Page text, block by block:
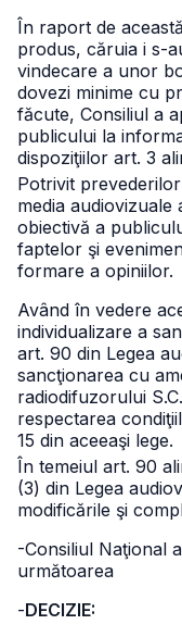
În raport de
produs, căruia i s-
vindecare a unor
dovezi minime cu
făcute, Consiliul a
publicului la
dispoziţiilor art. 3
Potrivit
media
obiectivă a
faptelor şi
formare a opiniilor.
Având în vedere
individualizare a
art. 90 din Legea
sancţionarea cu
radiodifuzorului
respectarea
15 din aceeaşi lege.
În temeiul art. 90
(3) din Legea
modificările şi
-Consiliul Naţional
următoarea
-DECIZIE: